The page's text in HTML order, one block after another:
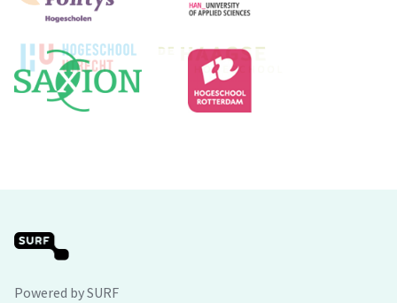
Powered by SURF